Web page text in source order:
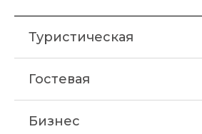
Туристическая
Гостевая
Бизнес